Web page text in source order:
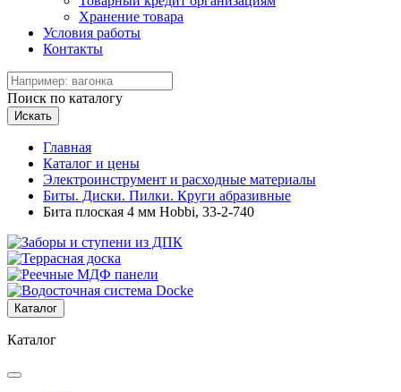
Хранение товара
Условия работы
Контакты
Поиск по каталогу
Искать
Главная
Каталог и цены
Электроинструмент и расходные материалы
Биты. Диски. Пилки. Круги абразивные
Бита плоская 4 мм Hobbi, 33-2-740
Каталог
Каталог